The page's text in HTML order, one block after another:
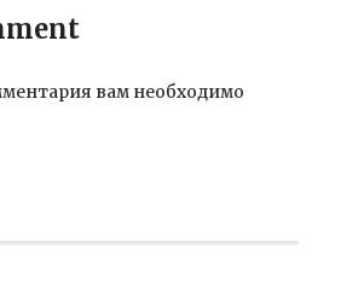
вам необходимо